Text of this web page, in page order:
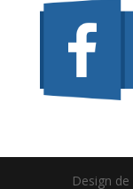
Design de